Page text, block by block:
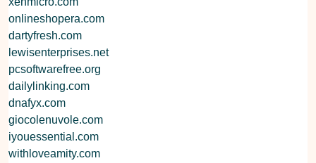
onlineshopera.com
dartyfresh.com
lewisenterprises.net
pcsoftwarefree.org
dailylinking.com
dnafyx.com
giocolenuvole.com
iyouessential.com
withloveamity.com